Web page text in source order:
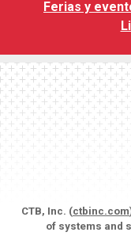
Ferias y
CTB, Inc. (ctbinc.com
of systems and